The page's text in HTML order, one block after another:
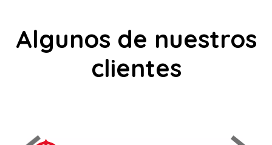
Algunos de nuestros
clientes